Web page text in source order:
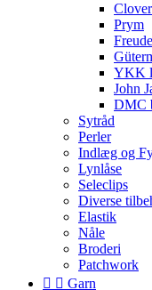
Clover
Prym
YKK
John
DMC
Sytråd
Perler
Indlæg og
Lynlåse
Seleclips
Diverse
Elastik
Nåle
Broderi
Patchwork
  Garn